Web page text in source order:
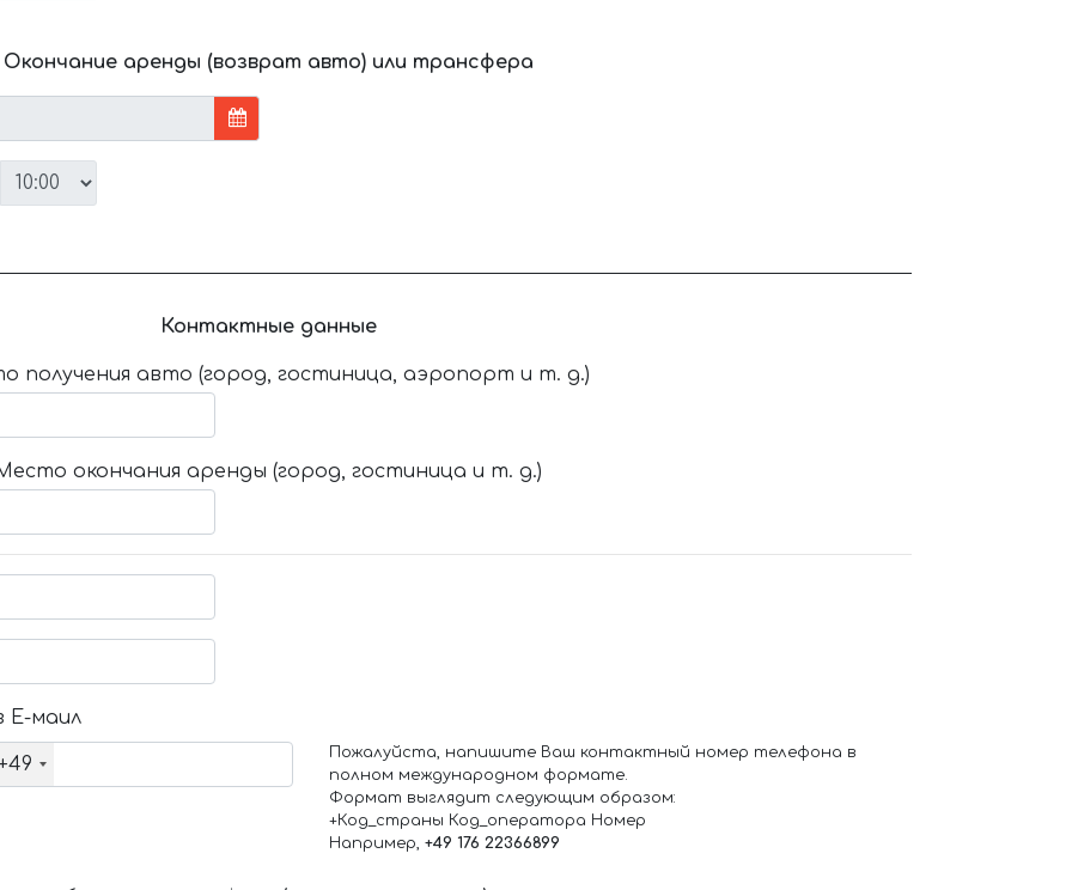
Окончание аренды (возврат авто) или трансфера
Контактные данные
получения авто (город, гостиница, аэропорт и т. д.)
окончания аренды (город, гостиница и т. д.)
Е-маил
Пожалуйста, напишите Ваш контактный номер телефона в
полном международном формате.
Формат выглядит следующим образом:
+Код_страны Код_оператора Номер
Например, +49 176 22366899